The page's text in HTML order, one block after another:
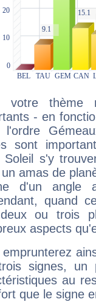
votre thème
- en
l'ordre
sont
Soleil s'y
amas de
d'un
quand
ou trois
aspects
emprunterez
signes, un
au
que le signe